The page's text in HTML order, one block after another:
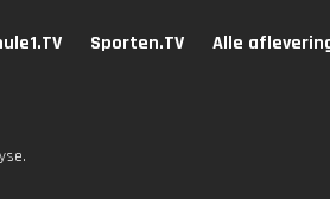
Sporten.TV Alle